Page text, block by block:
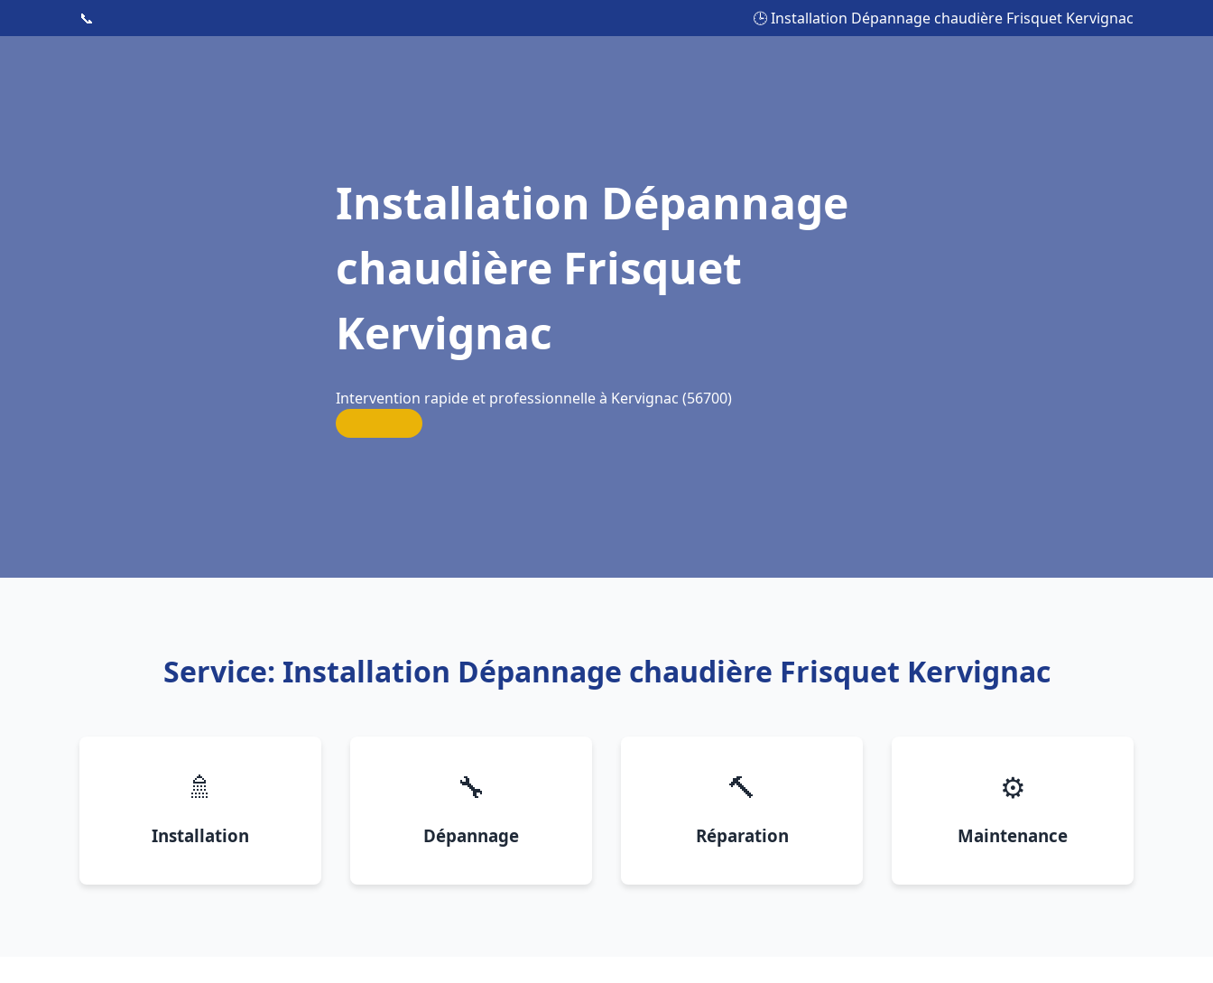
📞 🕒 Installation Dépannage chaudière Frisquet Kervignac
Installation Dépannage
chaudière Frisquet
Kervignac
Intervention rapide et professionnelle à Kervignac (56700)
Service: Installation Dépannage chaudière Frisquet Kervignac
🚿
Installation
🔧
Dépannage
🔨
Réparation
⚙️
Maintenance